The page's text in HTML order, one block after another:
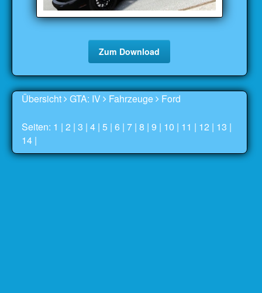
Zum Download
Übersicht GTA: IV Fahrzeuge Ford
Seiten: 1 |2 |3 |4 |5 |6 |7 |8 |9 | 10 | 11 | 12 | 13 |
14 |